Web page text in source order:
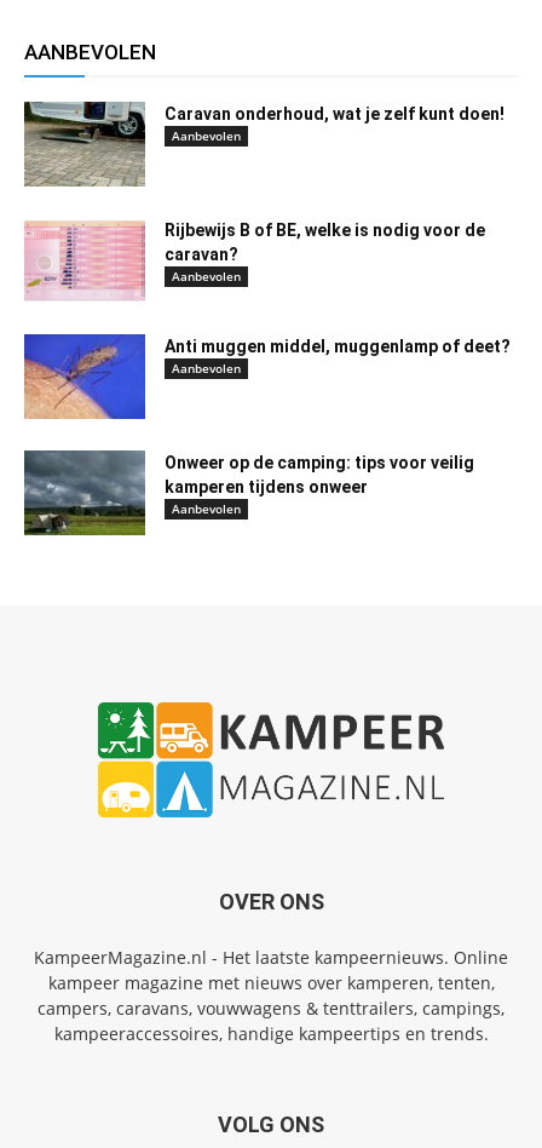
AANBEVOLEN
Caravan onderhoud, wat je zelf kunt doen!
Aanbevolen
Rijbewijs B of BE, welke is nodig voor de
caravan?
Aanbevolen
Anti muggen middel, muggenlamp of deet?
Aanbevolen
Onweer op de camping: tips voor veilig
kamperen tijdens onweer
Aanbevolen
OVER ONS
KampeerMagazine.nl - Het laatste kampeernieuws. Online
kampeer magazine met nieuws over kamperen, tenten,
campers, caravans, vouwwagens & tenttrailers, campings,
kampeeraccessoires, handige kampeertips en trends.
VOLG ONS